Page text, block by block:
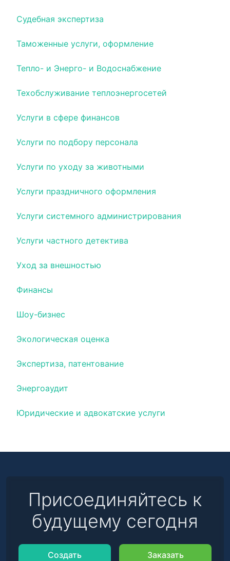
Судебная экспертиза
Таможенные услуги, оформление
Тепло- и Энерго- и Водоснабжение
Техобслуживание теплоэнергосетей
Услуги в сфере финансов
Услуги по подбору персонала
Услуги по уходу за животными
Услуги праздничного оформления
Услуги системного администрирования
Услуги частного детектива
Уход за внешностью
Финансы
Шоу-бизнес
Экологическая оценка
Экспертиза, патентование
Энергоаудит
Юридические и адвокатские услуги
Присоединяйтесь к
будущему сегодня
Создать Заказать